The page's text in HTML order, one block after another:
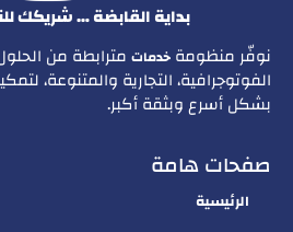
بداية القابضة … شريكك
نوفّر منظومة خدمات مترابطة من
الفوتوجرافية، التجارية والمتنوعة،
بشكل أسرع وبثقة أكبر.
صفحات هامة
الرئيسية